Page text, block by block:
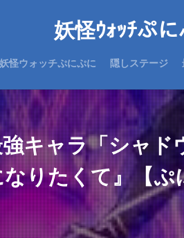
妖怪ｳｫｯﾁぷ
妖怪ウォッチぷにぷに 隠しステージ
キャラ「シャド
りたくて』【ぷ